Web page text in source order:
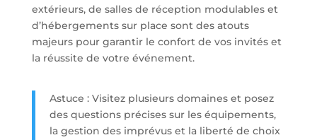
extérieurs, de salles de réception modulables et
d’hébergements sur place sont des atouts
majeurs pour garantir le confort de vos invités et
la réussite de votre événement.
Astuce : Visitez plusieurs domaines et posez
des questions précises sur les équipements,
la gestion des imprévus et la liberté de choix